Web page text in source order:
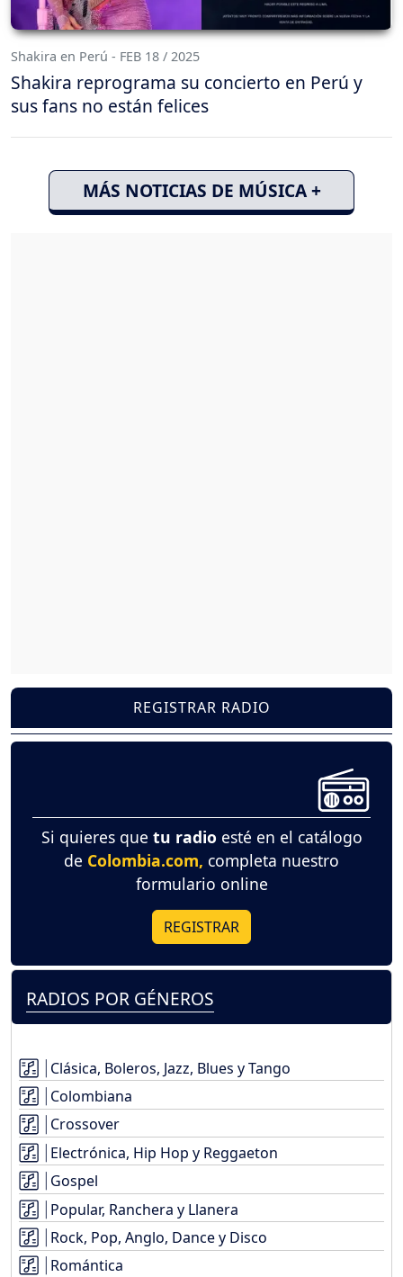
Shakira en Perú - FEB 18 / 2025
Shakira reprograma su concierto en Perú y
sus fans no están felices
MÁS NOTICIAS DE MÚSICA +
REGISTRAR RADIO
Si quieres que tu radio esté en el catálogo
de Colombia.com, completa nuestro
formulario online
REGISTRAR
RADIOS POR GÉNEROS
Clásica, Boleros, Jazz, Blues y Tango
Colombiana
Crossover
Electrónica, Hip Hop y Reggaeton
Gospel
Popular, Ranchera y Llanera
Rock, Pop, Anglo, Dance y Disco
Romántica